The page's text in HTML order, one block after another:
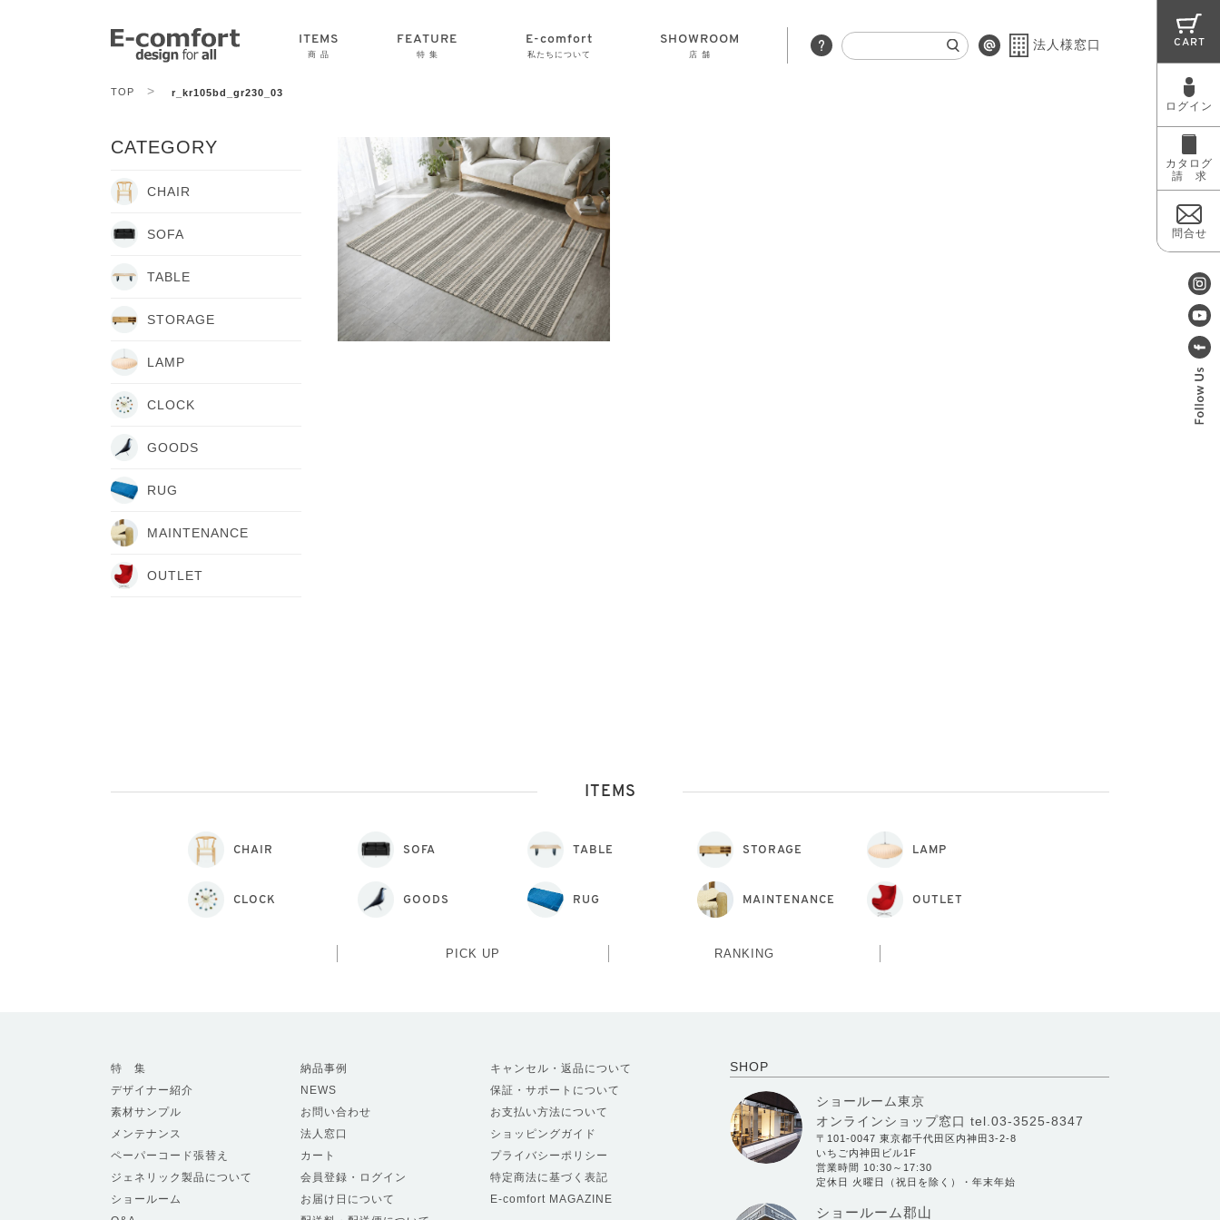
ITEMS
商 品
FEATURE
特 集
E-comfort
私たちについて
いて
SHOWROOM
店 舗
法人様窓口 CART
ログイン
カタログ
請 求
問合せ
TOP > r_kr105bd_gr230_03
CATEGORY
CHAIR
SOFA
TABLE
STORAGE
LAMP
CLOCK
GOODS
RUG
MAINTENANCE
OUTLET
ITEMS
CHAIR SOFA TABLE STORAGE LAMP
CLOCK GOODS RUG MAINTENANCE OUTLET
PICK UP RANKING
SHOP
ショールーム東京
オンラインショップ窓口 tel.03-3525-8347
〒101-0047 東京都千代田区内神田3-2-8
いちご内神田ビル1F
営業時間 10:30～17:30
定休日 火曜日（祝日を除く）・年末年始
ショールーム郡山
特 集
デザイナー紹介
素材サンプル
メンテナンス
ペーパーコード張替え
ジェネリック製品について
ショールーム
納品事例
NEWS
お問い合わせ
法人窓口
カート
会員登録・ログイン
お届け日について
キャンセル・返品について
保証・サポートについて
お支払い方法について
ショッピングガイド
プライバシーポリシー
特定商法に基づく表記
E-comfort MAGAZINE